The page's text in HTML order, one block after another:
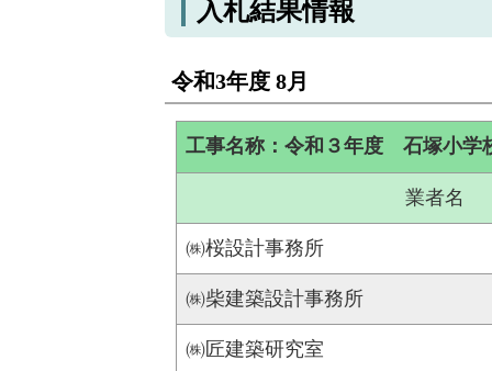
入札結果情報
令和3年度 8月
工事名称：令和３年度 石塚小学
業者名
㈱桜設計事務所
㈱柴建築設計事務所
㈱匠建築研究室